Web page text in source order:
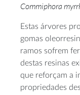
Commiphora
Estas árvores
gomas
ramos sofrem
destas resinas
que reforçam a
propriedades